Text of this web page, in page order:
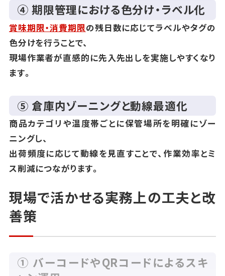
④ 期限管理における色分け・ラベル化
賞味期限・消費期限の残日数に応じてラベルやタグの
色分けを行うことで、
現場作業者が直感的に先入先出しを実施しやすくなり
ます。
⑤ 倉庫内ゾーニングと動線最適化
商品カテゴリや温度帯ごとに保管場所を明確にゾー
ニングし、
出荷頻度に応じて動線を見直すことで、作業効率とミ
ス削減につながります。
現場で活かせる実務上の工夫と改
善策
① バーコードやQRコードによるスキ